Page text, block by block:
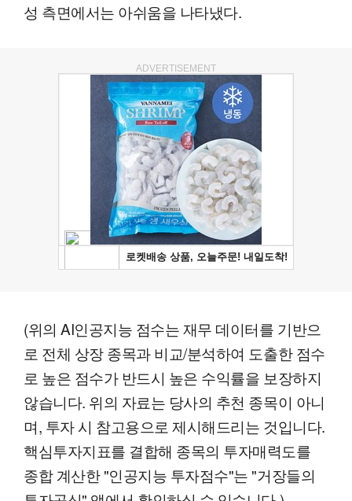
성 측면에서는 아쉬움을 나타냈다.
ADVERTISEMENT
(위의 AI인공지능 점수는 재무 데이터를 기반으
로 전체 상장 종목과 비교/분석하여 도출한 점수
로 높은 점수가 반드시 높은 수익률을 보장하지
않습니다. 위의 자료는 당사의 추천 종목이 아니
며, 투자 시 참고용으로 제시해드리는 것입니다.
핵심투자지표를 결합해 종목의 투자매력도를
종합 계산한 "인공지능 투자점수"는 "거장들의